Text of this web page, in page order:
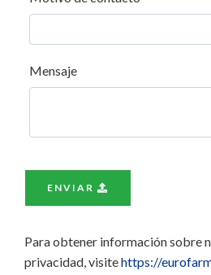
Mensaje
ENVIAR
Para obtener información sobre
privacidad, visitehttps://